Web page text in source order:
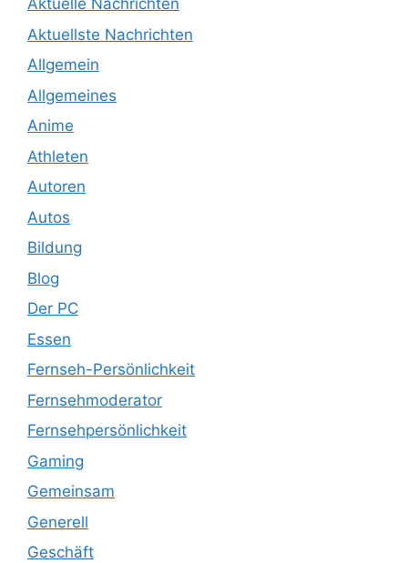
Aktuelle Nachrichten
Aktuellste Nachrichten
Allgemein
Allgemeines
Anime
Athleten
Autoren
Autos
Bildung
Blog
Der PC
Essen
Fernseh-Persönlichkeit
Fernsehmoderator
Fernsehpersönlichkeit
Gaming
Gemeinsam
Generell
Geschäft